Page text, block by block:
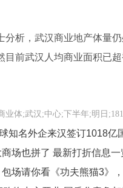
分析，武汉商业地产体量
目前武汉人均商业面积已
业体;武汉;中心;下半年;明日
知名外企来汉签订1018亿
场也拼了 最新打折信息一
场请你看《功夫熊猫3》，